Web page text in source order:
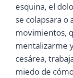
esquina, el
se colapsara o
movimientos,
mentalizarme
cesárea,
miedo de